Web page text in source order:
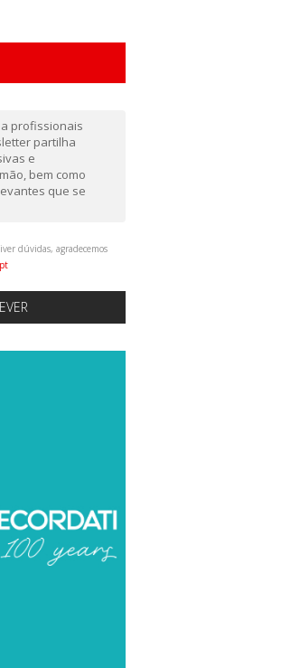
profissionais
partilha
e
bem como
que se
dúvidas, agradecemos